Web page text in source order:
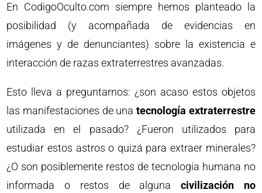
En CodigoOculto.com siempre hemos planteado la
posibilidad (y acompañada de evidencias en
imágenes y de denunciantes) sobre la existencia e
interacción de razas extraterrestres avanzadas.
Esto lleva a preguntarnos: ¿son acaso estos objetos
las manifestaciones de unatecnología extraterrestre
utilizada en el pasado? ¿Fueron utilizados para
estudiar estos astros o quizá para extraer minerales?
¿O son posiblemente restos de tecnología humana no
informada o restos de algunacivilización no